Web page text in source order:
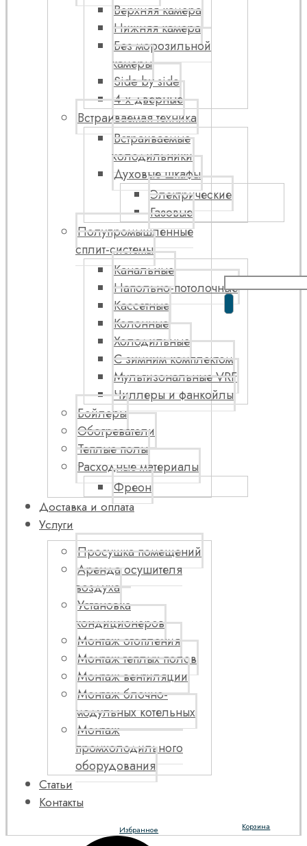
Верхняя камера
Нижняя камера
Без морозильной
камеры
Side by side
4-х дверные
Встраиваемая техника
Встраиваемые
холодильники
Духовые шкафы
Электрические
Газовые
Полупромышленные
сплит-системы
Канальные
Напольно-потолочные
Кассетные
Колонные
Холодильные
С зимним комплектом
Мультизональные VRF
Чиллеры и фанкойлы
Бойлеры
Обогреватели
Теплые полы
Расходные материалы
Фреон
Доставка и оплата
Услуги
Просушка помещений
Аренда осушителя
воздуха
Установка
кондиционеров
Монтаж отопления
Монтаж теплых полов
Монтаж вентиляции
Монтаж блочно-
модульных котельных
Монтаж
промхолодильного
оборудования
Статьи
Контакты
Корзина
Избранное